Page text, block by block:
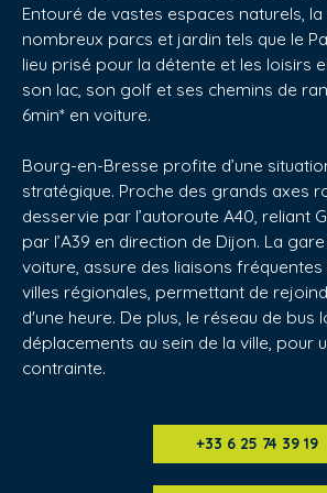
Entouré de vastes espaces naturels,
nombreux parcs et jardin tels que le
lieu prisé pour la détente et les loisirs
son lac, son golf et ses chemins de
6min* en voiture.
Bourg-en-Bresse profite d’une
stratégique. Proche des grands axes
desservie par l’autoroute A40, reliant
par l’A39 en direction de Dijon. La
voiture, assure des liaisons
villes régionales, permettant de
d'une heure. De plus, le réseau de bus
déplacements au sein de la ville, pour
contrainte.
+33 6 25 74 39 19